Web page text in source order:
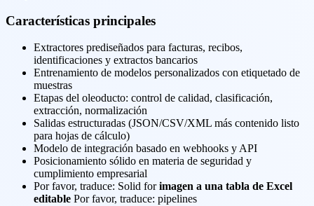
Características principales
Extractores prediseñados para facturas, recibos,
identificaciones y extractos bancarios
Entrenamiento de modelos personalizados con etiquetado de
muestras
Etapas del oleoducto: control de calidad, clasificación,
extracción, normalización
Salidas estructuradas (JSON/CSV/XML más contenido listo
para hojas de cálculo)
Modelo de integración basado en webhooks y API
Posicionamiento sólido en materia de seguridad y
cumplimiento empresarial
Por favor, traduce: Solid forimagen a una tabla de Excel
editable Por favor, traduce: pipelines